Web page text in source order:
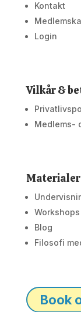
Kontakt
Login
Vilkår &
Medlems-
Workshops
Blog
Filosofi
Book